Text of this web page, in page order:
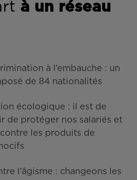
à un réseau
à l’embauche : un
de 84 nationalités
écologique : il est de
de protéger nos salariés et
les produits de
l’âgisme : changeons les